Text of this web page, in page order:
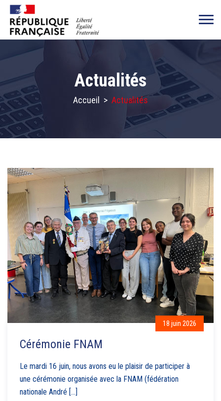
Actualités
Accueil > Actualités
18 juin 2026
Cérémonie FNAM
Le mardi 16 juin, nous avons eu le plaisir de participer à
une cérémonie organisée avec la FNAM (fédération
nationale André [...]